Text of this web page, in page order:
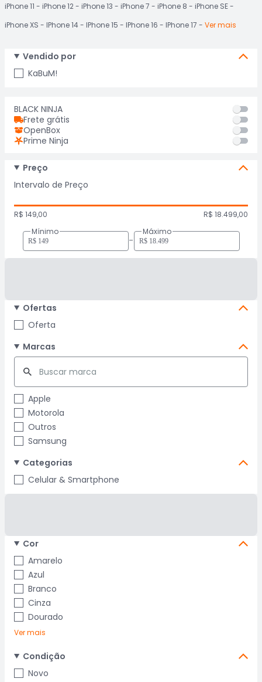
iPhone 11 iPhone 12 iPhone 13 iPhone 7 iPhone 8
iPhone SE
iPhone XS
IPhone 14 IPhone 15 IPhone 16 IPhone 17 Ver mais
Vendido por
KaBuM!
BLACK NINJA
Frete grátis
OpenBox
Prime Ninja
Preço
Intervalo de Preço
R$ 149,00
R$ 18.499,00
Mínimo
-
Máximo
Ofertas
Oferta
Marcas
Apple
Motorola
Outros
Samsung
Categorias
Celular & Smartphone
Cor
Amarelo
Azul
Branco
Cinza
Dourado
Ver mais
Condição
Novo